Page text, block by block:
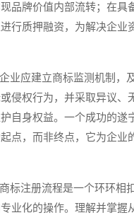
品牌价值内部流转；在具
行质押融资，为解决企业
应建立商标监测机制，
侵权行为，并采取异议、
自身权益。一个成功的遂
点，而非终点，它为企业
注册流程是一个环环相扣
业化的操作。理解并掌握